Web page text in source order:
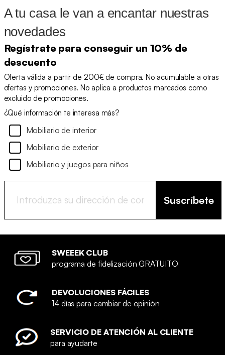
A tu casa le van a encantar nuestras
novedades
Regístrate para conseguir un 10% de
descuento
Oferta válida a partir de 200€ de compra. No acumulable a otras
ofertas y promociones. No aplica a productos marcados como
excluido de promociones.
¿Qué información te interesa más?
Mobiliario de interior
Mobiliario de exterior
Mobiliario y juegos para niños
Suscríbete
SWEEEK CLUB
programa de fidelización GRATUITO
DEVOLUCIONES FÁCILES
14 días para cambiar de opinión
SERVICIO DE ATENCIÓN AL CLIENTE
para ayudarte